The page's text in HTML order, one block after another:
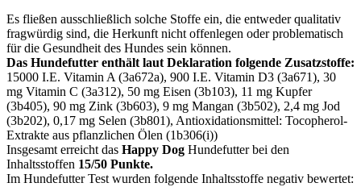
Es fließen ausschließlich solche Stoffe ein, die entweder qualitativ
fragwürdig sind, die Herkunft nicht offenlegen oder problematisch
für die Gesundheit des Hundes sein können.
Das Hundefutter enthält laut Deklaration folgende Zusatzstoffe:
15000 I.E. Vitamin A (3a672a), 900 I.E. Vitamin D3 (3a671), 30
mg Vitamin C (3a312), 50 mg Eisen (3b103), 11 mg Kupfer
(3b405), 90 mg Zink (3b603), 9 mg Mangan (3b502), 2,4 mg Jod
(3b202), 0,17 mg Selen (3b801), Antioxidationsmittel: Tocopherol-
Extrakte aus pflanzlichen Ölen (1b306(i))
Insgesamt erreicht das Happy Dog Hundefutter bei den
Inhaltsstoffen 15/50 Punkte.
Im Hundefutter Test wurden folgende Inhaltsstoffe negativ bewertet: